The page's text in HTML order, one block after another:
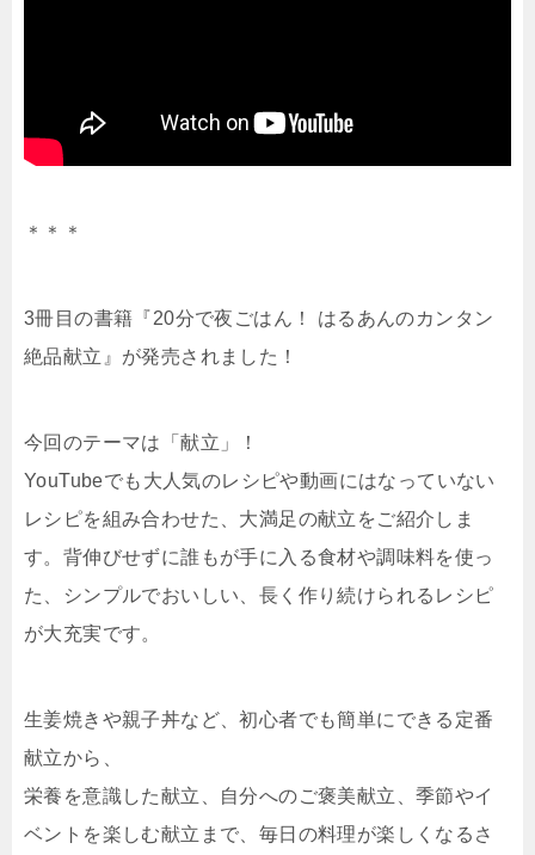
＊＊＊
3冊目の書籍『20分で夜ごはん！ はるあんのカンタン
絶品献立』が発売されました！
今回のテーマは「献立」！
YouTubeでも大人気のレシピや動画にはなっていない
レシピを組み合わせた、大満足の献立をご紹介しま
す。背伸びせずに誰もが手に入る食材や調味料を使っ
た、シンプルでおいしい、長く作り続けられるレシピ
が大充実です。
生姜焼きや親子丼など、初心者でも簡単にできる定番
献立から、
栄養を意識した献立、自分へのご褒美献立、季節やイ
ベントを楽しむ献立まで、毎日の料理が楽しくなるさ